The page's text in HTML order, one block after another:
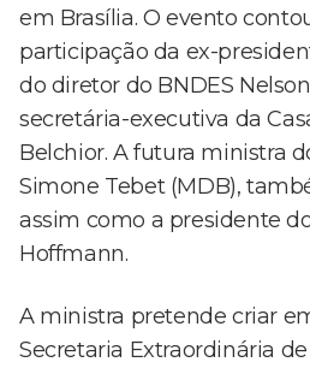
em Brasília. O evento
participação da ex-
do diretor do BNDES
secretária-executiva da
Belchior. A futura ministra
Simone Tebet (MDB),
assim como a presidente
Hoffmann.
A ministra pretende criar
Secretaria Extraordinária